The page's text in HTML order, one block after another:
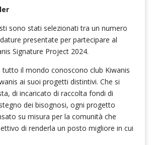
sono stati selezionati tra un numero
presentate per partecipare al
Signature Project 2024.
tutto il mondo conoscono club Kiwanis
ai suoi progetti distintivi. Che si
di incaricato di raccolta fondi di
dei bisognosi, ogni progetto
su misura per la comunità che
di renderla un posto migliore in cui